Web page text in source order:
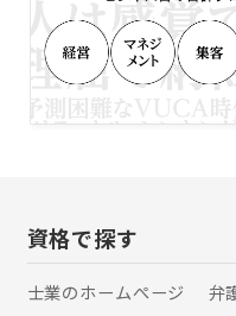
立場
束し
中の
ださ
込
交通
律
業
刑事
資格で探す
士業のホームぺージ
弁